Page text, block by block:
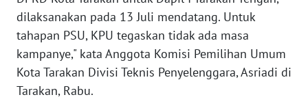
dilaksanakan pada 13 Juli mendatang. Untuk
tahapan PSU, KPU tegaskan tidak ada masa
kampanye," kata Anggota Komisi Pemilihan Umum
Kota Tarakan Divisi Teknis Penyelenggara, Asriadi di
Tarakan, Rabu.
Wahana
News
Regional
WN
SUMUT